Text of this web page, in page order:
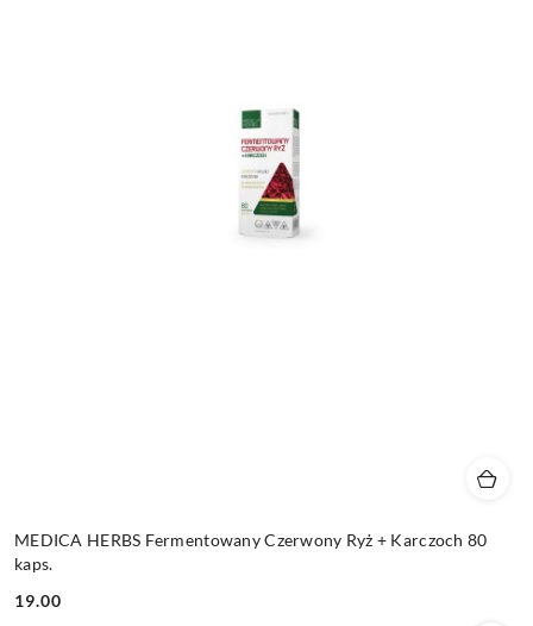
MEDICA HERBS Fermentowany Czerwony Ryż + Karczoch 80
kaps.
Cena:
19.00